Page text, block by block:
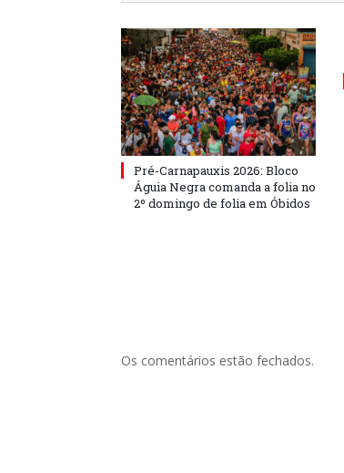
Pré-Carnapauxis 2026: Bloco
Águia Negra comanda a folia no
2º domingo de folia em Óbidos
Os comentários estão fechados.